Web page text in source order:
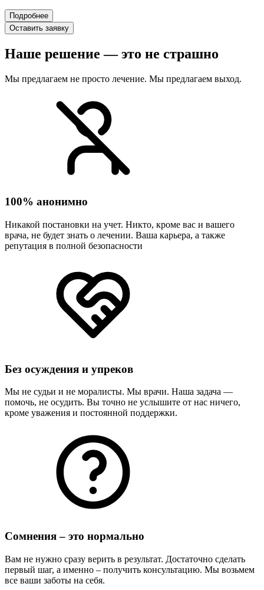
Подробнее
Оставить заявку
Наше решение — это не страшно
Мы предлагаем не просто лечение. Мы предлагаем выход.
100% анонимно
Никакой постановки на учет. Никто, кроме вас и вашего
врача, не будет знать о лечении. Ваша карьера, а также
репутация в полной безопасности
Без осуждения и упреков
Мы не судьи и не моралисты. Мы врачи. Наша задача —
помочь, не осудить. Вы точно не услышите от нас ничего,
кроме уважения и постоянной поддержки.
Сомнения – это нормально
Вам не нужно сразу верить в результат. Достаточно сделать
первый шаг, а именно – получить консультацию. Мы возьмем
все ваши заботы на себя.